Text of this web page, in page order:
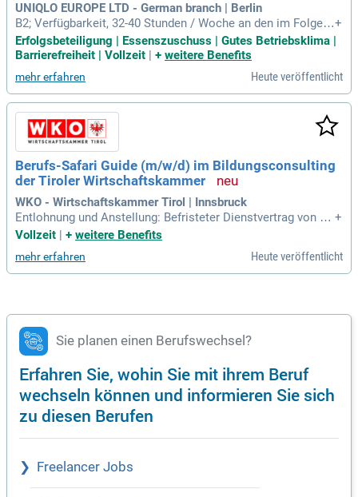
UNIQLO EUROPE LTD - German branch | Berlin
B2; Verfügbarkeit, 32-40 Stunden / Woche an den im Folgen
den genannten Tagen zu dieses speziellen Schichten zu arb
eiten: Montag 11:00 – 20:00 Uhr, Dienstag bis Samstag wec
im Umgang mit Produkten
+
Erfolgsbeteiligung | Essenszuschuss | Gutes Betriebsklima |
Barrierefreiheit | Vollzeit
+ weitere Benefits
mehr erfahren Heute veröffentlicht
Berufs-Safari Guide (m/w/d) im Bildungsconsulting
der Tiroler Wirtschaftskammer
WKO - Wirtschaftskammer Tirol | Innsbruck
Entlohnung und Anstellung: Befristeter Dienstvertrag von 2
1.09.2026 bis 02.07.2027; Anstellung möglich für; 8 Wochen
727,28 Euro/Monat.
+
Vollzeit | + weitere Benefits
mehr erfahren Heute veröffentlicht
Sie planen einen Berufswechsel?
Erfahren Sie, wohin Sie mit ihrem Beruf
wechseln können und informieren Sie sich
zu diesen Berufen
Freelancer Jobs